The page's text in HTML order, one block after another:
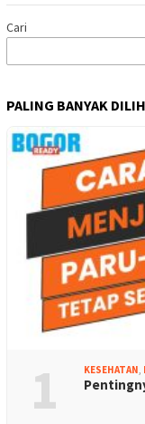
Cari
PALING BANYAK
1 KESEHATAN,